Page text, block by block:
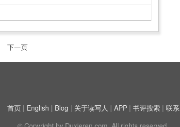
下一页
首页| English | Blog | 关于读写人 | APP| 书评搜索| 联系